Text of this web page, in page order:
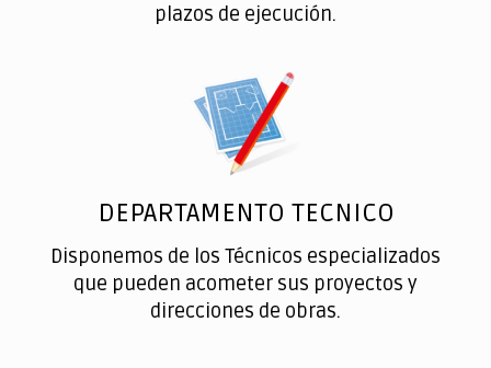
plazos de ejecución.
DEPARTAMENTO TECNICO
Disponemos de los Técnicos especializados
que pueden acometer sus proyectos y
direcciones de obras.